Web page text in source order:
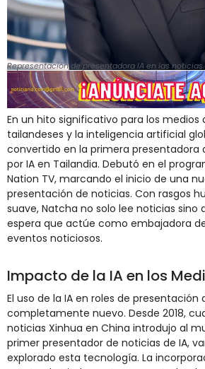
Representación de presentadora IA en las noticias.
En un hito significativo para los
tailandeses y la inteligencia artificial
convertido en la primera presentadora
por IA en Tailandia. Debutó en el
Nation TV, marcando el inicio de una
presentación de noticias. Con rasgos
suave, Natcha no solo lee noticias sino
espera que actúe como embajadora
eventos noticiosos.
Impacto de la IA en los
El uso de la IA en roles de presentación
completamente nuevo. Desde 2018,
noticias Xinhua en China introdujo al
primer presentador de noticias de IA,
explorado esta tecnología. La